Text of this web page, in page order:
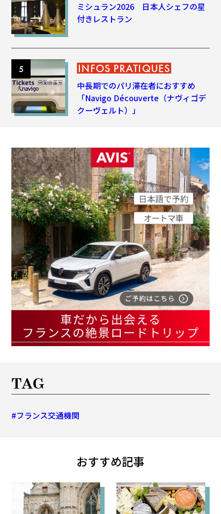
ミシュラン2026 日本人シェフの星
付きレストラン
INFOS PRATIQUES
中長期でのパリ滞在者におすすめ
「Navigo Découverte（ナヴィゴデ
クーヴェルト）」
TAG
#フランス交通機関
おすすめ記事